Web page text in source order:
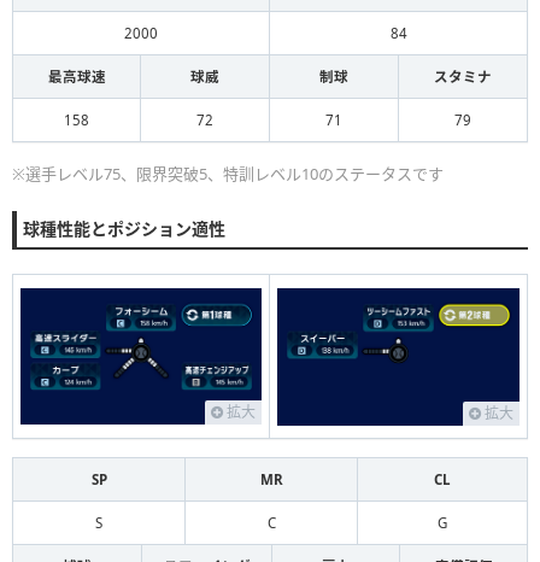
2000 84
最高球速 球威 制球 スタミナ
158 72 71 79
※選手レベル75、限界突破5、特訓レベル10のステータスです
球種性能とポジション適性
拡大 拡大
SP MR CL
S C G